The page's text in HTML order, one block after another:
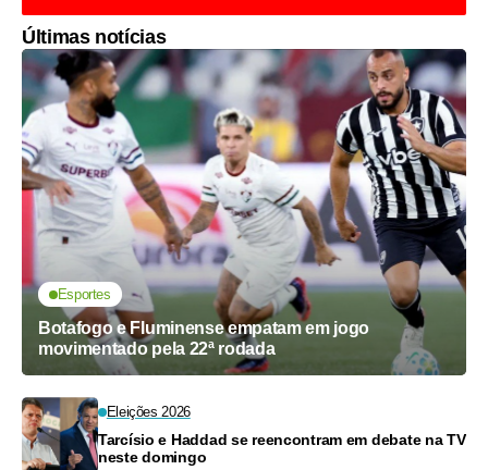
Últimas notícias
Esportes
Botafogo e Fluminense empatam em jogo
movimentado pela 22ª rodada
Eleições 2026
Tarcísio e Haddad se reencontram em debate na TV
neste domingo